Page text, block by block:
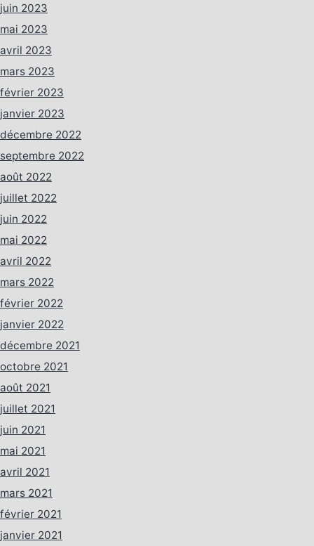
juin 2023
mai 2023
avril 2023
mars 2023
février 2023
janvier 2023
décembre 2022
septembre 2022
août 2022
juillet 2022
juin 2022
mai 2022
avril 2022
mars 2022
février 2022
janvier 2022
décembre 2021
octobre 2021
août 2021
juillet 2021
juin 2021
mai 2021
avril 2021
mars 2021
février 2021
janvier 2021